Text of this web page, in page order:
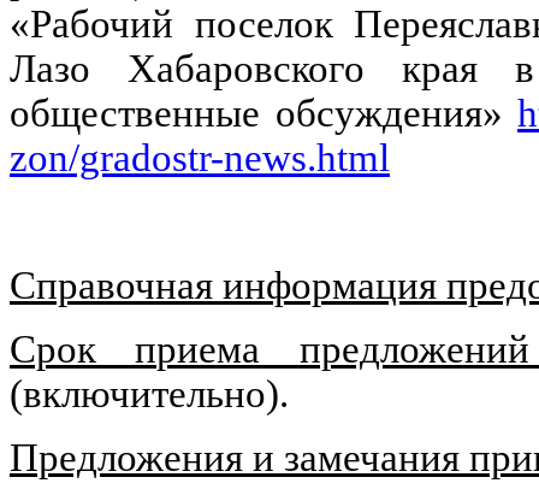
«Рабочий поселок
Лазо Хабаровского края
общественные обсуждения»
zon/gradostr-news.html
Справочная информация
Срок приема
(включительно).
Предложения и замечания